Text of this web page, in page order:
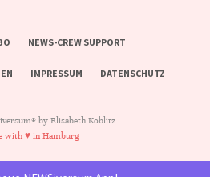
NEWS-CREW SUPPORT
IMPRESSUM DATENSCHUTZ
by Elisabeth Koblitz.
with ♥ in Hamburg